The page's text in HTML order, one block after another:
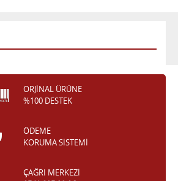
ORJİNAL ÜRÜNE
%100 DESTEK
ÖDEME
KORUMA SİSTEMİ
ÇAĞRI MERKEZİ